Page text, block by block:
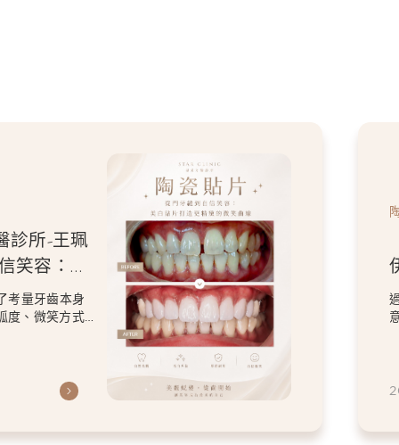
診所-王珮
笑容：美
笑曲線
考量牙齒本身
度、微笑方式